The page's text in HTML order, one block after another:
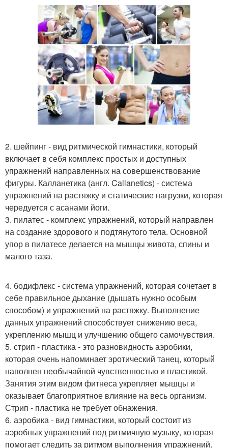
2. шейпинг - вид ритмической гимнастики, который
включает в себя комплекс простых и доступных
упражнений направленных на совершенствование
фигуры. Калланетика (англ. Callanetics) - система
упражнений на растяжку и статические нагрузки, которая
чередуется с асанами йоги.
3. пилатес - комплекс упражнений, который направлен
на создание здорового и подтянутого тела. Основной
упор в пилатесе делается на мышцы живота, спины и
малого таза.
4. бодифлекс - система упражнений, которая сочетает в
себе правильное дыхание (дышать нужно особым
способом) и упражнений на растяжку. Выполнение
данных упражнений способствует снижению веса,
укреплению мышц и улучшению общего самочувствия.
5. стрип - пластика - это разновидность аэробики,
которая очень напоминает эротический танец, который
наполнен необычайной чувственностью и пластикой.
Занятия этим видом фитнеса укрепляет мышцы и
оказывает благоприятное влияние на весь организм.
Стрип - пластика не требует обнажения.
6. аэробика - вид гимнастики, который состоит из
аэробных упражнений под ритмичную музыку, которая
помогает следить за ритмом выполнения упражнений.